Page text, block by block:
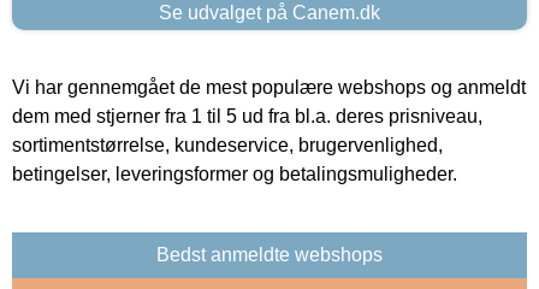
Se udvalget på Canem.dk
Vi har gennemgået de mest populære webshops og anmeldt
dem med stjerner fra 1 til 5 ud fra bl.a. deres prisniveau,
sortimentstørrelse, kundeservice, brugervenlighed,
betingelser, leveringsformer og betalingsmuligheder.
Bedst anmeldte webshops